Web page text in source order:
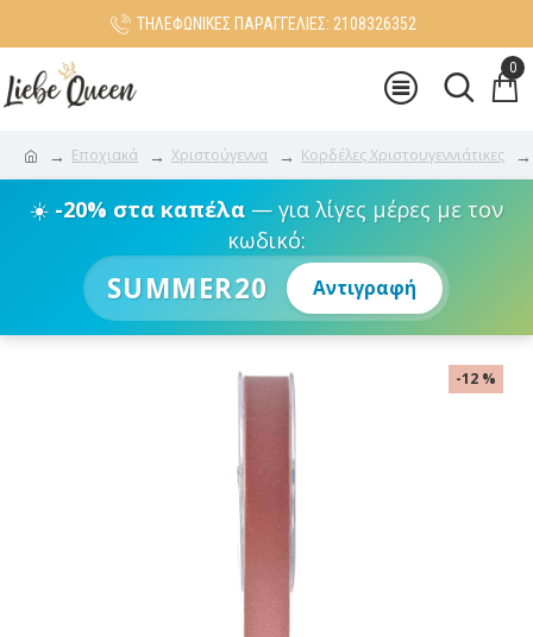
ΤΗΛΕΦΩΝΙΚΕΣ ΠΑΡΑΓΓΕΛΙΕΣ: 2108326352
0
Εποχιακά Χριστούγεννα Κορδέλες Χριστουγεννιάτικες
☀️ -20% στα καπέλα— για λίγες μέρες με τον
κωδικό:
SUMMER20 Αντιγραφή
-12 %